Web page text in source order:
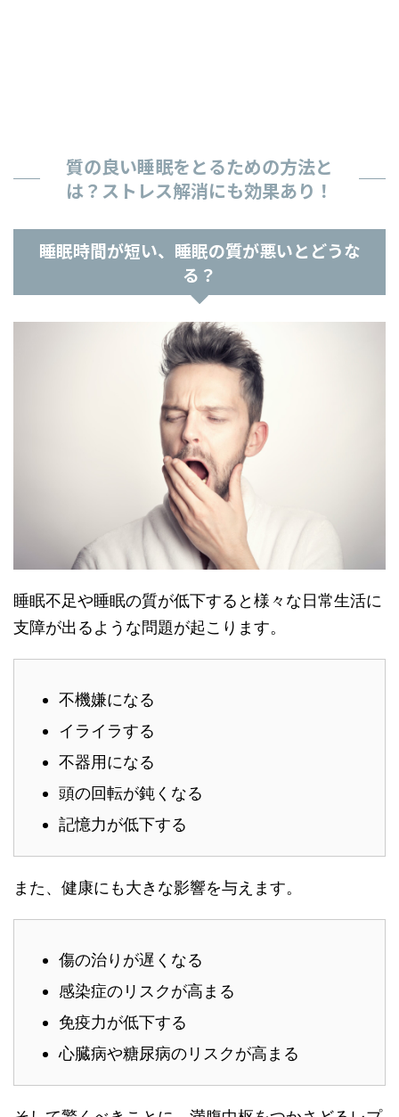
質の良い睡眠をとるための方法と
は？ストレス解消にも効果あり！
睡眠時間が短い、睡眠の質が悪いとどうな
る？
睡眠不足や睡眠の質が低下すると様々な日常生活に
支障が出るような問題が起こります。
不機嫌になる
イライラする
不器用になる
頭の回転が鈍くなる
記憶力が低下する
また、健康にも大きな影響を与えます。
傷の治りが遅くなる
感染症のリスクが高まる
免疫力が低下する
心臓病や糖尿病のリスクが高まる